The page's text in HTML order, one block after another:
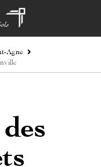
Agne